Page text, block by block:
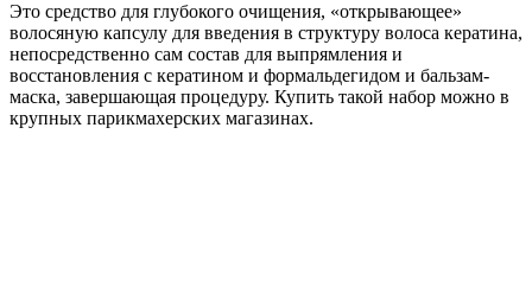
Это средство для глубокого очищения, «открывающее»
волосяную капсулу для введения в структуру волоса кератина,
непосредственно сам состав для выпрямления и
восстановления с кератином и формальдегидом и бальзам-
маска, завершающая процедуру. Купить такой набор можно в
крупных парикмахерских магазинах.